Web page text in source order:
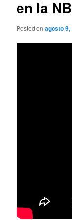
en la
Posted onagosto 9,